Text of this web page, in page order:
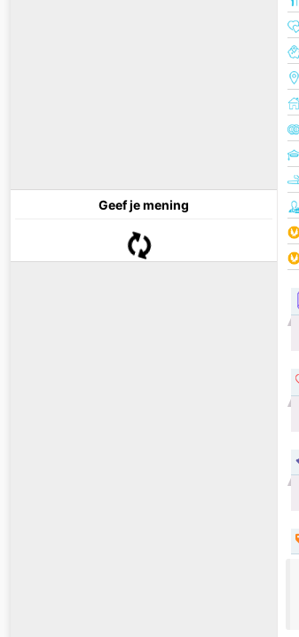
Geef je mening